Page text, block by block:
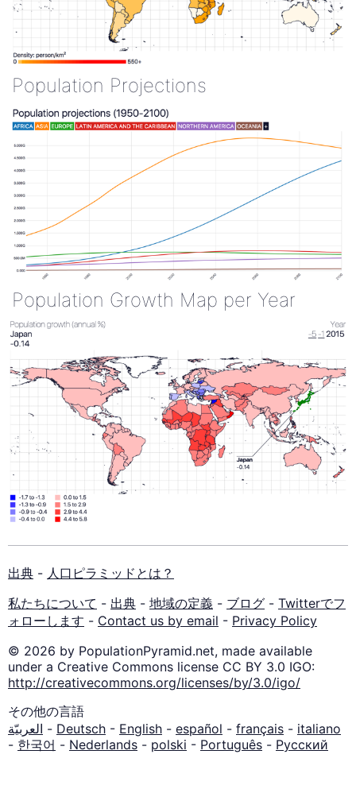
Population Projections
Population Growth Map per Year
出典 - 人口ピラミッドとは？
私たちについて - 出典 - 地域の定義 - ブログ - Twitterでフ
ォローします - Contact us by email - Privacy Policy
© 2026 by PopulationPyramid.net, made available
under a Creative Commons license CC BY 3.0 IGO:
http://creativecommons.org/licenses/by/3.0/igo/
その他の言語
العربيّة - Deutsch - English - español - français - italiano
- 한국어 - Nederlands - polski - Português - Русский